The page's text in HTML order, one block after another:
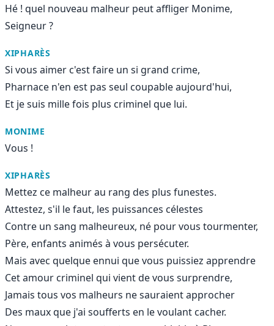
Hé ! quel nouveau malheur peut affliger Monime,
Seigneur ?
XIPHARÈS
Si vous aimer c'est faire un si grand crime,
Pharnace n'en est pas seul coupable aujourd'hui,
Et je suis mille fois plus criminel que lui.
MONIME
Vous !
XIPHARÈS
Mettez ce malheur au rang des plus funestes.
Attestez, s'il le faut, les puissances célestes
Contre un sang malheureux, né pour vous tourmenter,
Père, enfants animés à vous persécuter.
Mais avec quelque ennui que vous puissiez apprendre
Cet amour criminel qui vient de vous surprendre,
Jamais tous vos malheurs ne sauraient approcher
Des maux que j'ai soufferts en le voulant cacher.